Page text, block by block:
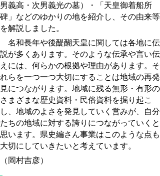
男義高・次男義光の墓）・「天皇御着船所
碑」などのゆかりの地を紹介し、その由来等
を解説しました。
名和長年や後醍醐天皇に関しては各地に伝
説が多くあります。そのような伝承や言い伝
えには、何らかの根拠や理由があります。そ
れらを一つ一つ大切にすることは地域の再発
見につながります。地域に残る無形・有形の
さまざまな歴史資料・民俗資料を掘り起こ
し、地域のよさを発見していく営みが、自分
たちの地域に対する誇りにつながっていくと
思います。県史編さん事業はこのような点も
大切にしていきたいと考えています。
（岡村吉彦）